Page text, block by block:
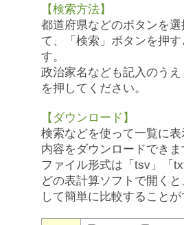
【検索方法】
都道府県などのボタンを
て、「検索」ボタンを押す
す。
政治家名なども記入のう
を押してください。
【ダウンロード】
検索などを使って一覧に
内容をダウンロードできま
ファイル形式は「tsv」「
どの表計算ソフトで開く
して簡単に比較することが